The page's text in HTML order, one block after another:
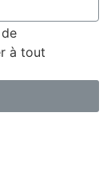
à tout